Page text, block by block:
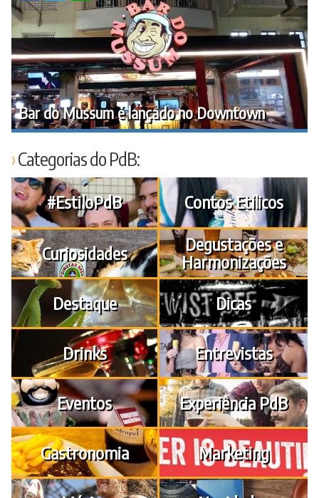
Bar do Mussum é lançado no Downtown
Categorias do PdB:
#EstiloPdB Contos Etílicos
Curiosidades
Degustações e
Harmonizações
Destaque
Dicas
Drinks Entrevistas
Eventos Experiência PdB
Gastronomia Marketing